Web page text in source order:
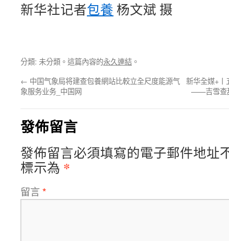
新华社记者包養 杨文斌 摄
分類: 未分類。這篇內容的永久連結 。
← 中国气象局将建查包養網站比較立全尺度能源气
象服务业务_中国网
新华全媒+丨
——吉雪查
發佈留言
發佈留言必須填寫的電子郵件地址
標示為 *
留言 *